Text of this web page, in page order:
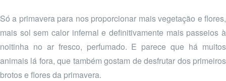
Só a primavera para nos proporcionar mais vegetação e flores,
mais sol sem calor infernal e definitivamente mais passeios à
noitinha no ar fresco, perfumado. E parece que há muitos
animais lá fora, que também gostam de desfrutar dos primeiros
brotos e flores da primavera.